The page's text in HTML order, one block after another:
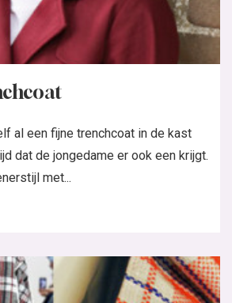
al een fijne trenchcoat in de kast
dat de jongedame er ook een krijgt.
met...